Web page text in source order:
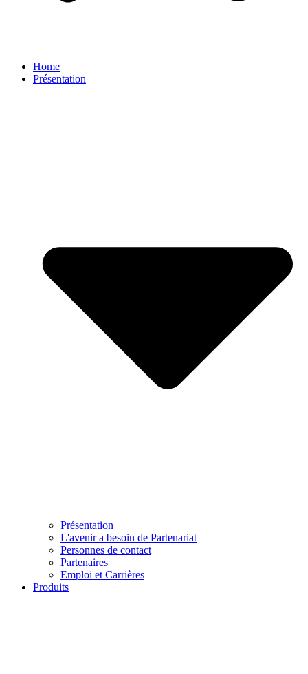
Home
Présentation
Présentation
L'avenir a besoin de Partenariat
Personnes de contact
Partenaires
Emploi et Carrières
Produits